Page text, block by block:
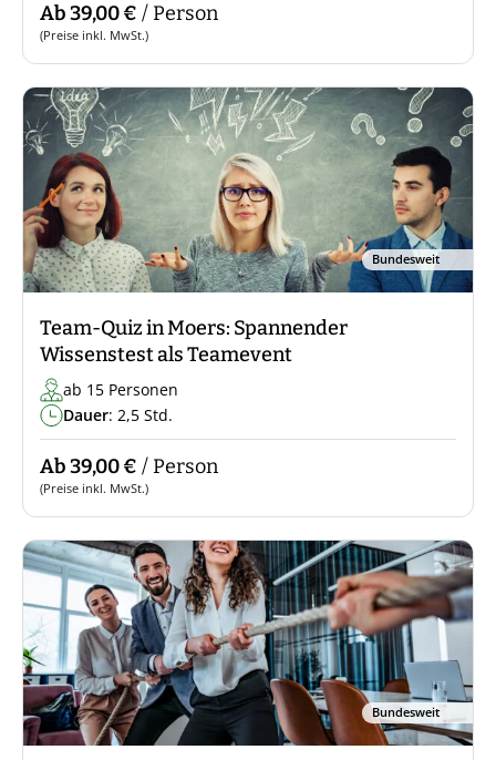
Ab 39,00 € / Person
(Preise inkl. MwSt.)
Bundesweit
Team-Quiz in Moers: Spannender
Wissenstest als Teamevent
ab 15 Personen
Dauer: 2,5 Std.
Ab 39,00 € / Person
(Preise inkl. MwSt.)
Bundesweit